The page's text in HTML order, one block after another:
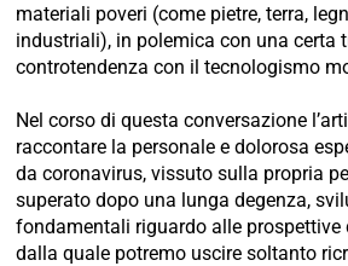
materiali poveri (come pietre, terra,
industriali), in polemica con una certa
controtendenza con il tecnologismo
Nel corso di questa conversazione
raccontare la personale e dolorosa
da coronavirus, vissuto sulla propria
superato dopo una lunga degenza,
fondamentali riguardo alle prospettive
dalla quale potremo uscire soltanto